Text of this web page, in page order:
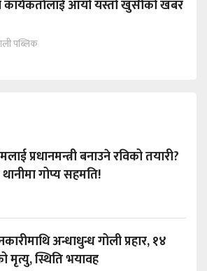
कार्यकर्तालाई आयो यस्तो खुसीको खबर
पब्लिक
प्रधानमन्त्री बनाउने रविको तयारी?
गोप्य सहमति!
अन्धाधुन्ध गोली प्रहार, १४
मृत्यु, स्थिति भयावह